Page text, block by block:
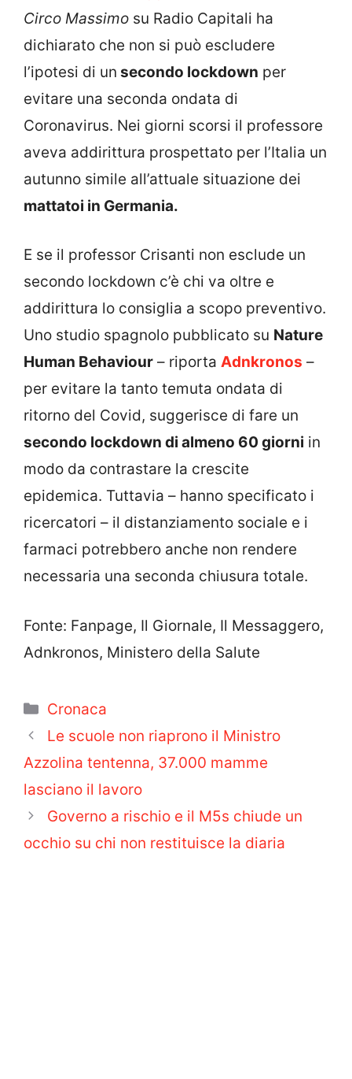
Circo Massimo su Radio Capitali ha
dichiarato che non si può escludere
l’ipotesi di un secondo lockdown per
evitare una seconda ondata di
Coronavirus. Nei giorni scorsi il professore
aveva addirittura prospettato per l’Italia un
autunno simile all’attuale situazione dei
mattatoi in Germania.
E se il professor Crisanti non esclude un
secondo lockdown c’è chi va oltre e
addirittura lo consiglia a scopo preventivo.
Uno studio spagnolo pubblicato su Nature
Human Behaviour – riporta Adnkronos –
per evitare la tanto temuta ondata di
ritorno del Covid, suggerisce di fare un
secondo lockdown di almeno 60 giorni in
modo da contrastare la crescite
epidemica. Tuttavia – hanno specificato i
ricercatori – il distanziamento sociale e i
farmaci potrebbero anche non rendere
necessaria una seconda chiusura totale.
Fonte: Fanpage, Il Giornale, Il Messaggero,
Adnkronos, Ministero della Salute
Categorie
Cronaca
Le scuole non riaprono il Ministro
Azzolina tentenna, 37.000 mamme
lasciano il lavoro
Governo a rischio e il M5s chiude un
occhio su chi non restituisce la diaria